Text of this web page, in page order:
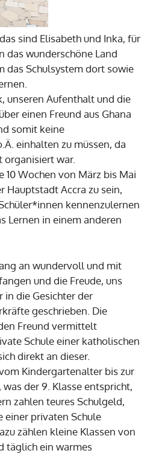
sind Elisabeth und Inka, für
das wunderschöne Land
das Schulsystem dort sowie
unseren Aufenthalt und die
einen Freund aus Ghana
somit keine
einhalten zu müssen, da
war.
10 Wochen von März bis Mai
Hauptstadt Accra zu sein,
kennenzulernen
Lernen in einem anderen
an wundervoll und mit
und die Freude, uns
in die Gesichter der
geschrieben. Die
Freund vermittelt
Schule einer katholischen
direkt an dieser.
Kindergartenalter bis zur
was der 9. Klasse entspricht,
zahlen teures Schulgeld,
einer privaten Schule
zählen kleine Klassen von
täglich ein warmes